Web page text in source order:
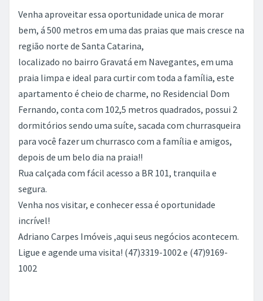
Venha aproveitar essa oportunidade unica de morar
bem, á 500 metros em uma das praias que mais cresce na
região norte de Santa Catarina,
localizado no bairro Gravatá em Navegantes, em uma
praia limpa e ideal para curtir com toda a família, este
apartamento é cheio de charme, no Residencial Dom
Fernando, conta com 102,5 metros quadrados, possui 2
dormitórios sendo uma suíte, sacada com churrasqueira
para você fazer um churrasco com a família e amigos,
depois de um belo dia na praia!!
Rua calçada com fácil acesso a BR 101, tranquila e
segura.
Venha nos visitar, e conhecer essa é oportunidade
incrível!
Adriano Carpes Imóveis ,aqui seus negócios acontecem.
Ligue e agende uma visita! (47)3319-1002 e (47)9169-
1002